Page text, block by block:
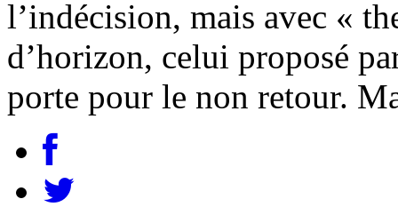
l’indécision, mais avec «
d’horizon, celui proposé
porte pour le non retour.